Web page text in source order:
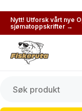
Nytt! Utforsk vårt nye
sjømatoppskrifter →